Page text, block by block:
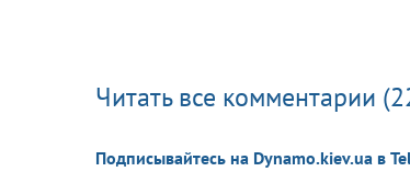
Читать все комментарии
Подписывайтесь на Dynamo.kiev.ua в